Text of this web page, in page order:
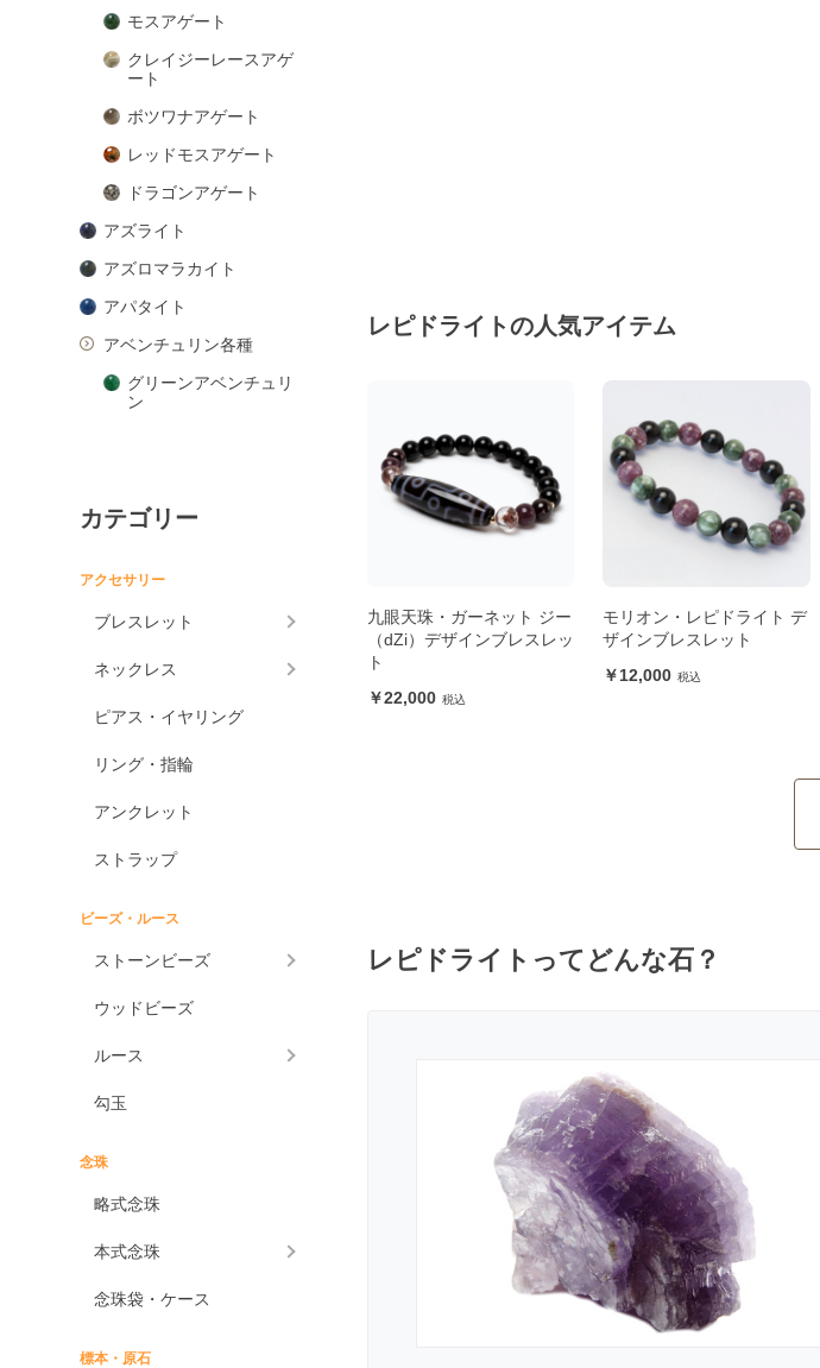
モスアゲート
クレイジーレースアゲ
ート
ボツワナアゲート
レッドモスアゲート
ドラゴンアゲート
アズライト
アズロマラカイト
アパタイト
アベンチュリン各種
グリーンアベンチュリ
ン
オレンジアベンチュリ
アマゾナイト
アメジスト各種
グリーンアメジスト
ケープアメジスト
ル
アメトリン
アンモライト
出雲石
一位
イーグルアイ
ヴァーダイト
オニキス各種
カテゴリー
アクセサリー
ブレスレット
ネックレス
ピアス・イヤリング
リング・指輪
アンクレット
ストラップ
ビーズ・ルース
ストーンビーズ
ウッドビーズ
ルース
勾玉
念珠
略式念珠
本式念珠
念珠袋・ケース
標本・原石
レピドライトの人気アイテム
九眼天珠・ガーネット ジー
（dZi）デザインブレスレッ
ト
22,000
モリオン・レピドライト デ
ザインブレスレット
12,000
レピドライトってどんな石？